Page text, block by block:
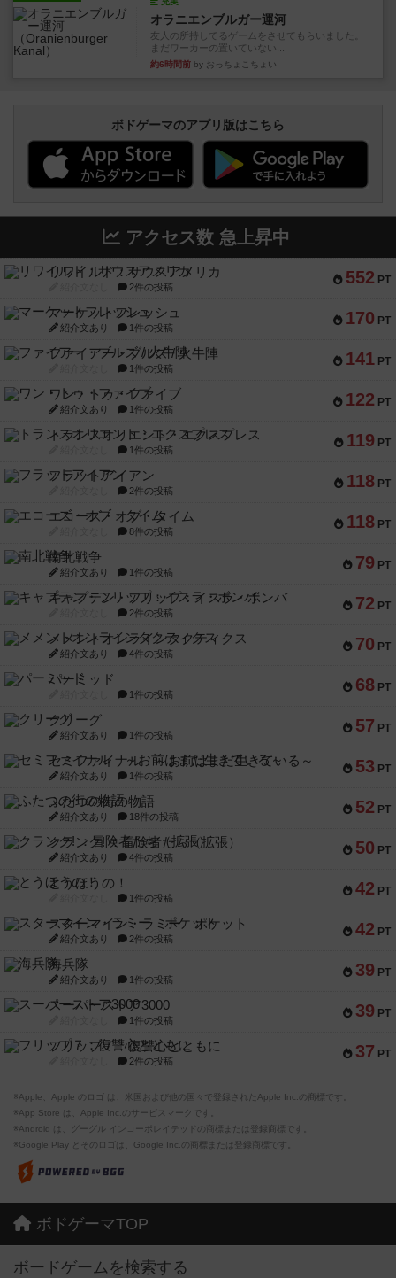
オラニエンブルガー運河
友人の所持してるゲームをさせてもらいました。
まだワーカーの置いていない...
約6時間前 by おっちょこちょい
ボドゲーマのアプリ版はこちら
アクセス数 急上昇中
552 PT
リワイルド：サウスアメリカ
2件の投稿
170 PT
マーケットフレッシュ
紹介文あり 1件の投稿
141 PT
ファイアー・ブルズ / 火牛陣
1件の投稿
122 PT
ワン・トゥ・ファイブ
紹介文あり 1件の投稿
119 PT
トランスオリエント・エクスプレス
1件の投稿
118 PT
フラットアイアン
2件の投稿
118 PT
エコーズ・オブ・タイム
8件の投稿
79 PT
南北戦争
紹介文あり 1件の投稿
72 PT
キャプテン・フリップ：イスラ・ボンバ
2件の投稿
70 PT
メメントオンラインタクティクス
紹介文あり 4件の投稿
68 PT
パーミッド
1件の投稿
57 PT
クリーグ
紹介文あり 1件の投稿
53 PT
セミファイナル ～お前はまだ生きている～
紹介文あり 1件の投稿
52 PT
ふたつの街の物語
紹介文あり 18件の投稿
50 PT
クランク! ：冒険者たち（拡張）
紹介文あり 4件の投稿
42 PT
とうほうの！
1件の投稿
42 PT
スターマイン・ラミー ポケット
紹介文あり 2件の投稿
39 PT
海兵隊
紹介文あり 1件の投稿
39 PT
スーパーストア3000
1件の投稿
37 PT
フリップ７：復讐心とともに
2件の投稿
※Apple、Apple のロゴ は、米国および他の国々で登録されたApple Inc.の商標です。
※App Store は、Apple Inc.のサービスマークです。
※Android は、グーグル インコーポレイテッドの商標または登録商標です。
※Google Play とそのロゴは、Google Inc.の商標または登録商標です。
ボドゲーマTOP
ボードゲームを検索する